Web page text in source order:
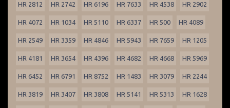
HR 2812 HR 2742 HR 6196 HR 7633 HR 4538 HR 2902
HR 4072 HR 1034 HR 5110 HR 6337 HR 500 HR 4089
HR 2549 HR 3359 HR 4846 HR 5943 HR 7659 HR 1205
HR 4181 HR 3654 HR 4396 HR 4682 HR 4668 HR 5969
HR 6452 HR 6791 HR 8752 HR 1483 HR 3079 HR 2244
HR 3819 HR 3407 HR 3808 HR 5141 HR 5313 HR 1628